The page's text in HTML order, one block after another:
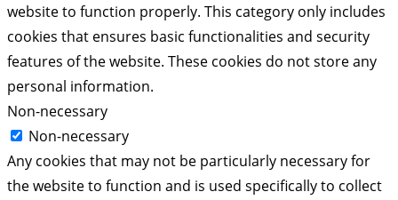
website to function properly. This category only includes
cookies that ensures basic functionalities and security
features of the website. These cookies do not store any
personal information.
Non-necessary
Non-necessary
Any cookies that may not be particularly necessary for
the website to function and is used specifically to collect